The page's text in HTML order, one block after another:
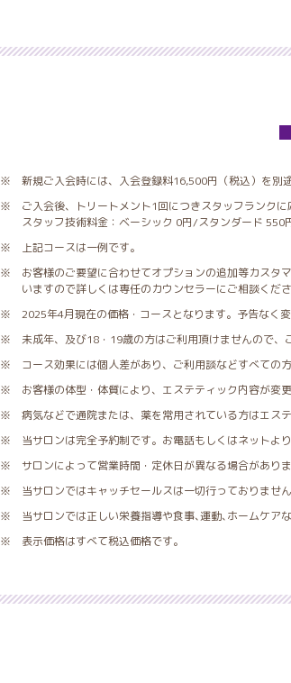
※ 新規ご入会時には、入会登録料16,500円（税込）を別途
※ ご入会後、トリートメント1回につきスタッフランクに
スタッフ技術料金：ベーシック 0円/スタンダード
※ 上記コースは一例です。
※ お客様のご要望に合わせてオプションの追加等カスタ
いますので詳しくは専任のカウンセラーにご相談くださ
※ 2025年4月現在の価格・コースとなります。予告なく変
※ 未成年、及び18・19歳の方はご利用頂けませんので、
※ コース効果には個人差があり、ご利用談などすべての方
※ お客様の体型・体質により、エステティック内容が変更
※ 病気などで通院または、薬を常用されている方はエス
※ 当サロンは完全予約制です。お電話もしくはネットより
※ サロンによって営業時間・定休日が異なる場合がありま
※ 当サロンではキャッチセールスは一切行っておりません
※ 当サロンでは正しい栄養指導や食事､運動､ホームケア
※ 表示価格はすべて税込価格です。